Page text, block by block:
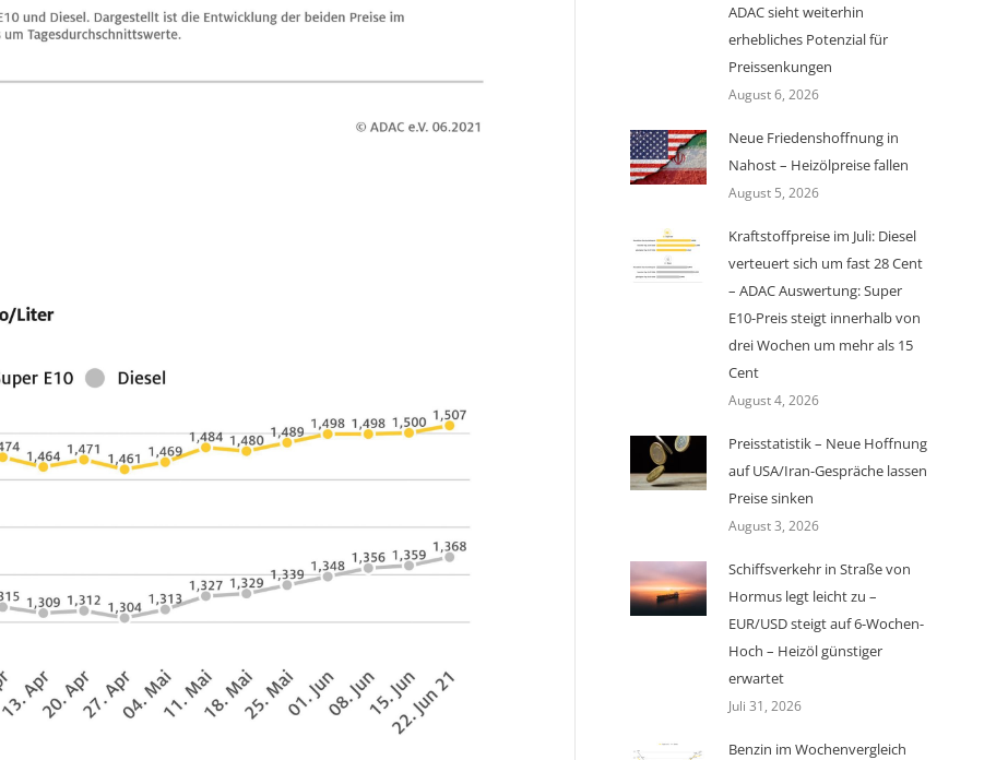
ADAC sieht weiterhin
erhebliches Potenzial für
Preissenkungen
August 6, 2026
Neue Friedenshoffnung in
Nahost – Heizölpreise fallen
August 5, 2026
Kraftstoffpreise im Juli: Diesel
verteuert sich um fast 28 Cent
– ADAC Auswertung: Super
E10-Preis steigt innerhalb von
drei Wochen um mehr als 15
Cent
August 4, 2026
Preisstatistik – Neue Hoffnung
auf USA/Iran-Gespräche lassen
Preise sinken
August 3, 2026
Schiffsverkehr in Straße von
Hormus legt leicht zu –
EUR/USD steigt auf 6-Wochen-
Hoch – Heizöl günstiger
erwartet
Juli 31, 2026
Benzin im Wochenvergleich